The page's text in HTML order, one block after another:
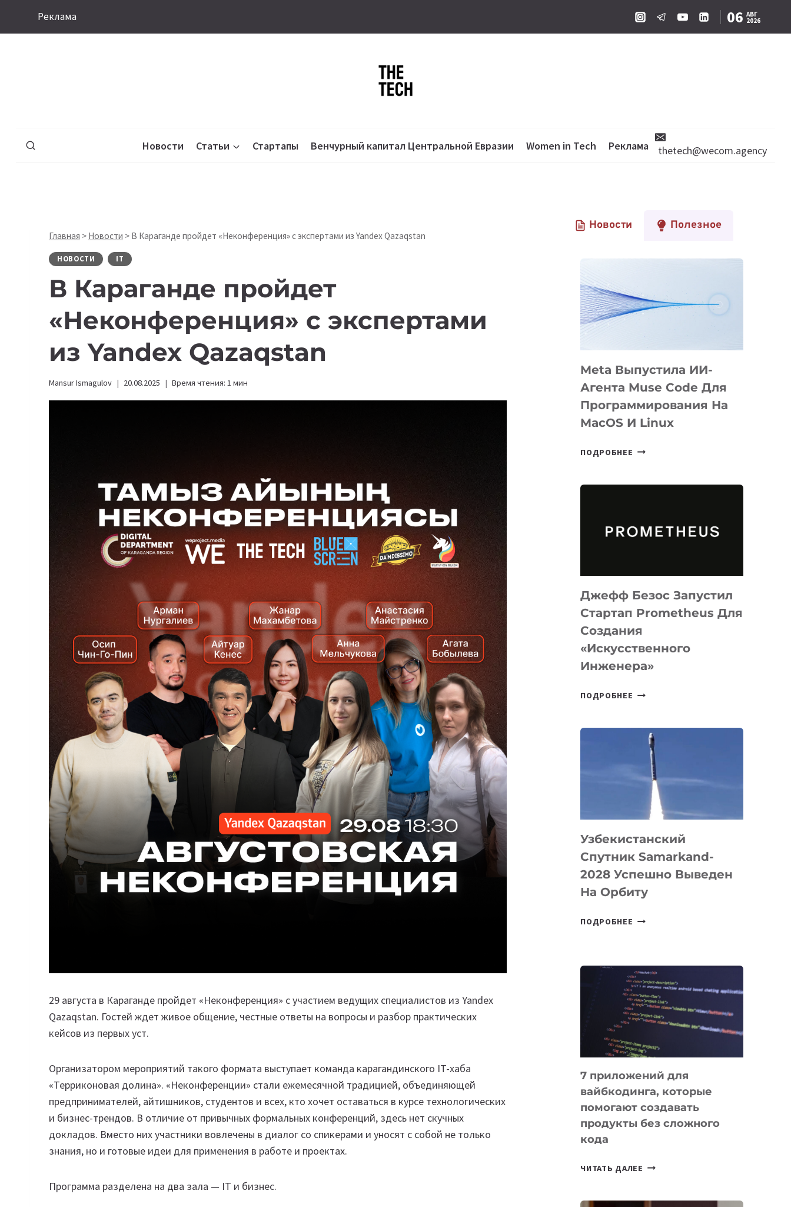
Реклама 06 АВГ
2026
Новости Статьи Стартапы Венчурный капитал Центральной Евразии Women in Tech Реклама thetech@wecom.agency
Главная > Новости > В Караганде пройдет «Неконференция» с экспертами из Yandex Qazaqstan
НОВОСТИ IT
В Караганде пройдет
«Неконференция» с экспертами
из Yandex Qazaqstan
Mansur Ismagulov 20.08.2025 Время чтения: 1 мин
29 августа в Караганде пройдет «Неконференция» с участием ведущих специалистов из Yandex
Qazaqstan. Гостей ждет живое общение, честные ответы на вопросы и разбор практических
кейсов из первых уст.
Организатором мероприятий такого формата выступает команда карагандинского IT-хаба
«Терриконовая долина». «Неконференции» стали ежемесячной традицией, объединяющей
предпринимателей, айтишников, студентов и всех, кто хочет оставаться в курсе технологических
и бизнес-трендов. В отличие от привычных формальных конференций, здесь нет скучных
докладов. Вместо них участники вовлечены в диалог со спикерами и уносят с собой не только
знания, но и готовые идеи для применения в работе и проектах.
Программа разделена на два зала — IT и бизнес.
Новости Полезное
Meta Выпустила ИИ-
Агента Muse Code Для
Программирования На
MacOS И Linux
ПОДРОБНЕЕ META
ДЛЯ
И
LINUX
Джефф Безос Запустил
Стартап Prometheus Для
Создания
«искусственного
Инженера»
ПОДРОБНЕЕ ДЖЕФФ
СТАРТАП
PROMETHEUS
ДЛЯ
СОЗДАНИЯ
«ИСКУССТВЕННОГО
ИНЖЕНЕРА»
Узбекистанский
Спутник Samarkand-
2028 Успешно Выведен
На Орбиту
ПОДРОБНЕЕ УЗБЕКИСТАНСКИЙ
УСПЕШНО
ВЫВЕДЕН
НА
ОРБИТУ
7 приложений для
вайбкодинга, которые
помогают создавать
продукты без сложного
кода
ЧИТАТЬ ДАЛЕЕ 7